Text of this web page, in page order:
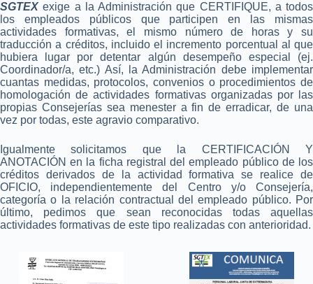
SGTEXexige a la Administración que CERTIFIQUE, a todos
los empleados públicos que participen en las mismas
actividades formativas, el mismo número de horas y su
traducción a créditos, incluido el incremento porcentual al que
hubiera lugar por detentar algún desempeño especial (ej.
Coordinador/a, etc.) Así, la Administración debe implementar
cuantas medidas, protocolos, convenios o procedimientos de
homologación de actividades formativas organizadas por las
propias Consejerías sea menester a fin de erradicar, de una
vez por todas, este agravio comparativo.
Igualmente solicitamos que la CERTIFICACIÓN Y
ANOTACIÓN en la ficha registral del empleado público de los
créditos derivados de la actividad formativa se realice de
OFICIO, independientemente del Centro y/o Consejería,
categoría o la relación contractual del empleado público. Por
último, pedimos que sean reconocidas todas aquellas
actividades formativas de este tipo realizadas con anterioridad.